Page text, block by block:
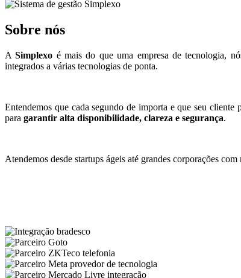
Sobre nós
ASimplexo é mais do que uma empresa de tecnologia,
integrados a várias tecnologias de ponta.
Entendemos que cada segundo de importa e que seu
para garantir alta disponibilidade, clareza e segurança.
Atendemos desde startups ágeis até grandes corporações